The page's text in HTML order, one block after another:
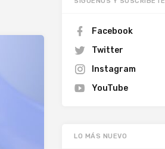
Facebook
Twitter
Instagram
YouTube
LO MÁS NUEVO